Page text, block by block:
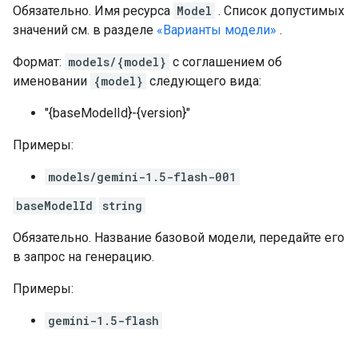
Обязательно. Имя ресурса Model . Список допустимых
значений см. в разделе «Варианты модели» .
Формат: models/{model} с соглашением об
именовании {model} следующего вида:
"{baseModelId}-{version}"
Примеры:
models/gemini-1.5-flash-001
baseModelId
string
Обязательно. Название базовой модели, передайте его
в запрос на генерацию.
Примеры:
gemini-1.5-flash